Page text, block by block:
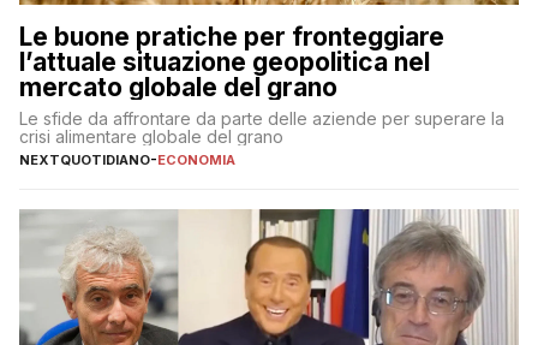
Le buone pratiche per fronteggiare
l’attuale situazione geopolitica nel
mercato globale del grano
Le sfide da affrontare da parte delle aziende per superare la
crisi alimentare globale del grano
NEXTQUOTIDIANO-ECONOMIA